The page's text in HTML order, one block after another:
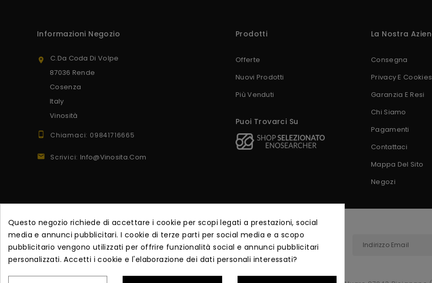
Informazioni Negozio

C.da Coda Di Volpe
87036 Rende
Cosenza
Italy
Vinosità
 Chiamaci: 09841716665
 Scrivici: Info@vinosita.com
Prodotti
Offerte
Nuovi Prodotti
Più Venduti
Puoi Trovarci Su
La Nostra
Consegna
Privacy E Cookies
Garanzia E Resi
Chi Siamo
Pagamenti
Contattaci
Mappa Del Sito
Negozi
Iscriviti alla newsletter
Iscriviti per ricevere offerte esclusive e vendite in anteprima.
Questo negozio richiede di accettare i cookie per scopi legati a prestazioni, social
media e annunci pubblicitari. I cookie di terze parti per social media e a scopo
pubblicitario vengono utilizzati per offrire funzionalità social e annunci pubblicitari
personalizzati. Accetti i cookie e l'elaborazione dei dati personali interessati?